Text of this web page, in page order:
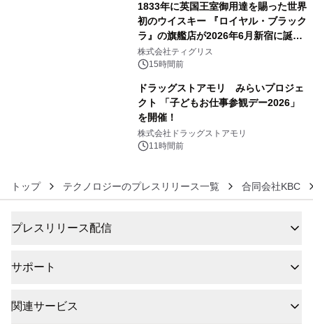
1833年に英国王室御用達を賜った世界
初のウイスキー 『ロイヤル・ブラック
ラ』の旗艦店が2026年6月新宿に誕
生 バカルディ ジャパンと連携した
没入型バー「BAR Arca」
株式会社ティグリス
15時間前
ドラッグストアモリ みらいプロジェ
クト 「子どもお仕事参観デー2026」
を開催！
株式会社ドラッグストアモリ
11時間前
トップ テクノロジーのプレスリリース一覧 合同会社KBC
プレスリリース配信
サポート
関連サービス